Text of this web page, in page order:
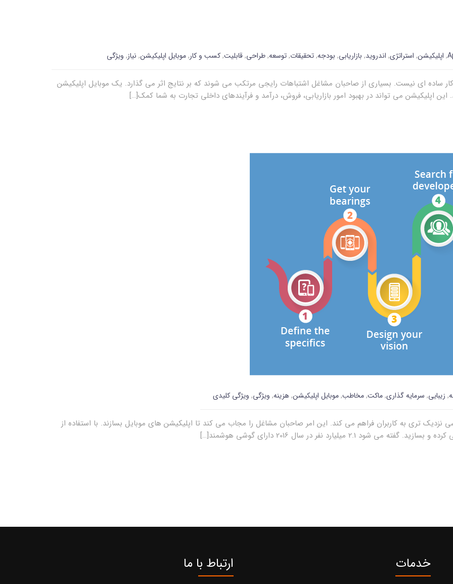
, اپلیکیشن, استراتژی, اندروید, بازاریابی, بودجه,تحقیقات,توسعه,طراحی,قابلیت,کسب و کار,موبایل اپلیکیشن, نیاز, ویژگی
ساده ای نیست. بسیاری از صاحبان مشاغل اشتباهات رایجی مرتکب می شوند که بر نتایج اثر می گذارد. یک موبایل اپلیکیشن
اپلیکیشن می تواند در بهبود امور بازاریابی، فروش، درآمد و فرآیندهای داخلی تجارت به شما کمک[…]
, زیبایی, سرمایه گذاری,ماکت,مخاطب,موبایل اپلیکیشن,هزینه, ویژگی, ویژگی کلیدی
تری به کاربران فراهم می کند. این امر صاحبان مشاغل را مجاب می کند تا اپلیکیشن های موبایل بسازند. با استفاده از
نفر در سال 2016 دارای گوشی هوشمند[…]
خدمات ارتباط با ما